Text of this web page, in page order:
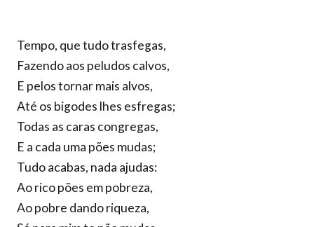
Tempo, que tudo trasfegas,
Fazendo aos peludos calvos,
E pelos tornar mais alvos,
Até os bigodes lhes esfregas;
Todas as caras congregas,
E a cada uma pões mudas;
Tudo acabas, nada ajudas:
Ao rico pões em pobreza,
Ao pobre dando riqueza,